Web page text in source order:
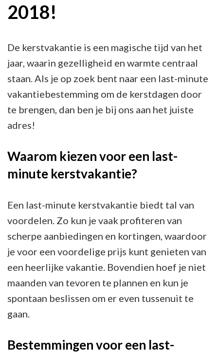
Kerstvakantie
2018!
2018!
De kerstvakantie is een magische tijd van het
jaar, waarin gezelligheid en warmte centraal
staan. Als je op zoek bent naar een last-minute
vakantiebestemming om de kerstdagen door
te brengen, dan ben je bij ons aan het juiste
adres!
Waarom kiezen voor een last-
minute kerstvakantie?
Een last-minute kerstvakantie biedt tal van
voordelen. Zo kun je vaak profiteren van
scherpe aanbiedingen en kortingen, waardoor
je voor een voordelige prijs kunt genieten van
een heerlijke vakantie. Bovendien hoef je niet
maanden van tevoren te plannen en kun je
spontaan beslissen om er even tussenuit te
gaan.
Bestemmingen voor een last-